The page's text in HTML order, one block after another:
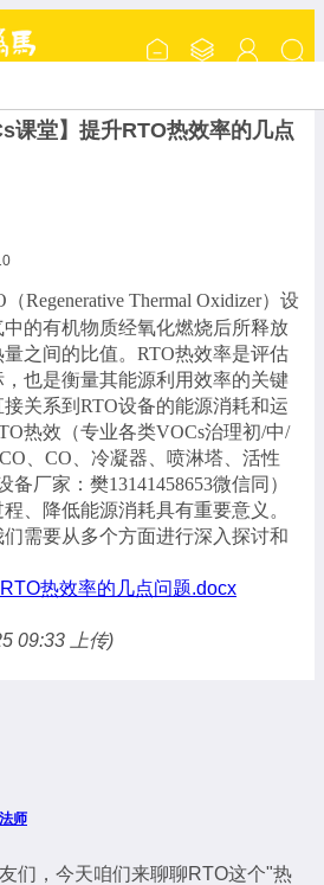
课堂】提升RTO热效率的几点
（Regenerative Thermal Oxidizer）设
的有机物质经氧化燃烧后所释放
之间的比值。RTO热效率是评估
也是衡量其能源利用效率的关键
关系到RTO设备的能源消耗和运
热效（专业各类VOCs治理初/中/
、CO、冷凝器、喷淋塔、活性
厂家：樊13141458653微信同）
、降低能源消耗具有重要意义。
需要从多个方面进行深入探讨和
热效率的几点问题.docx
09:33 上传)
师
们，今天咱们来聊聊RTO这个"热